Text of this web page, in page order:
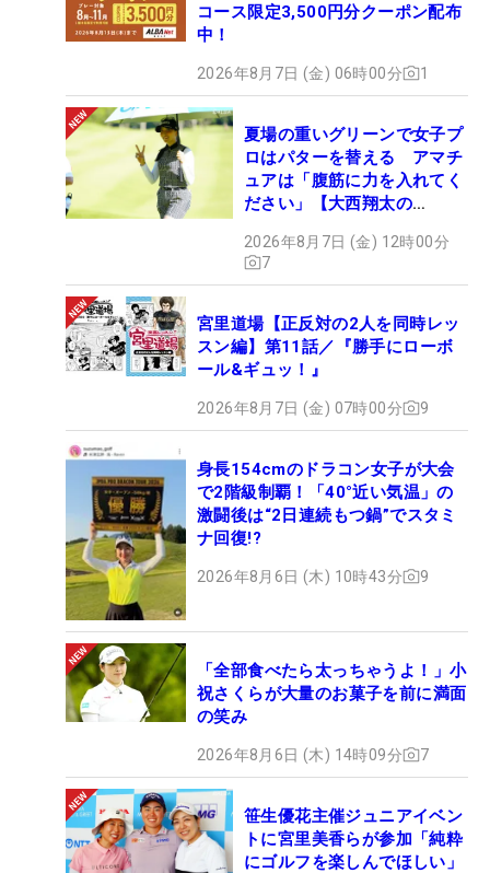
コース限定3,500円分クーポン配布
中！
2026年8月7日 (金) 06時00分 1
夏場の重いグリーンで女子プ
ロはパターを替える アマチ
ュアは「腹筋に力を入れてく
ださい」【大西翔太の
2026年8月7日 (金) 12時00分
7
宮里道場【正反対の2人を同時レッ
スン編】第11話／『勝手にローボ
ール&ギュッ！』
2026年8月7日 (金) 07時00分 9
身長154cmのドラコン女子が大会
で2階級制覇！「40°近い気温」の
激闘後は“2日連続もつ鍋”でスタミ
ナ回復!?
2026年8月6日 (木) 10時43分 9
「全部食べたら太っちゃうよ！」小
祝さくらが大量のお菓子を前に満面
の笑み
2026年8月6日 (木) 14時09分 7
笹生優花主催ジュニアイベン
トに宮里美香らが参加「純粋
にゴルフを楽しんでほしい」